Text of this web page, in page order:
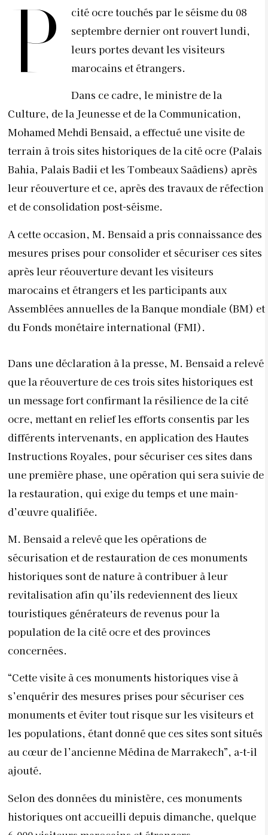
P
cité ocre touchés par le séisme du 08
septembre dernier ont rouvert lundi,
leurs portes devant les visiteurs
marocains et étrangers.
Dans ce cadre, le ministre de la
Culture, de la Jeunesse et de la Communication,
Mohamed Mehdi Bensaid, a effectué une visite de
terrain à trois sites historiques de la cité ocre (Palais
Bahia, Palais Badii et les Tombeaux Saâdiens) après
leur réouverture et ce, après des travaux de réfection
et de consolidation post-séisme.
A cette occasion, M. Bensaid a pris connaissance des
mesures prises pour consolider et sécuriser ces sites
après leur réouverture devant les visiteurs
marocains et étrangers et les participants aux
Assemblées annuelles de la Banque mondiale (BM) et
du Fonds monétaire international (FMI).
Dans une déclaration à la presse, M. Bensaid a relevé
que la réouverture de ces trois sites historiques est
un message fort confirmant la résilience de la cité
ocre, mettant en relief les efforts consentis par les
différents intervenants, en application des Hautes
Instructions Royales, pour sécuriser ces sites dans
une première phase, une opération qui sera suivie de
la restauration, qui exige du temps et une main-
d’œuvre qualifiée.
M. Bensaid a relevé que les opérations de
sécurisation et de restauration de ces monuments
historiques sont de nature à contribuer à leur
revitalisation afin qu’ils redeviennent des lieux
touristiques générateurs de revenus pour la
population de la cité ocre et des provinces
concernées.
“Cette visite à ces monuments historiques vise à
s’enquérir des mesures prises pour sécuriser ces
monuments et éviter tout risque sur les visiteurs et
les populations, étant donné que ces sites sont situés
au cœur de l’ancienne Médina de Marrakech”, a-t-il
ajouté.
Selon des données du ministère, ces monuments
historiques ont accueilli depuis dimanche, quelque